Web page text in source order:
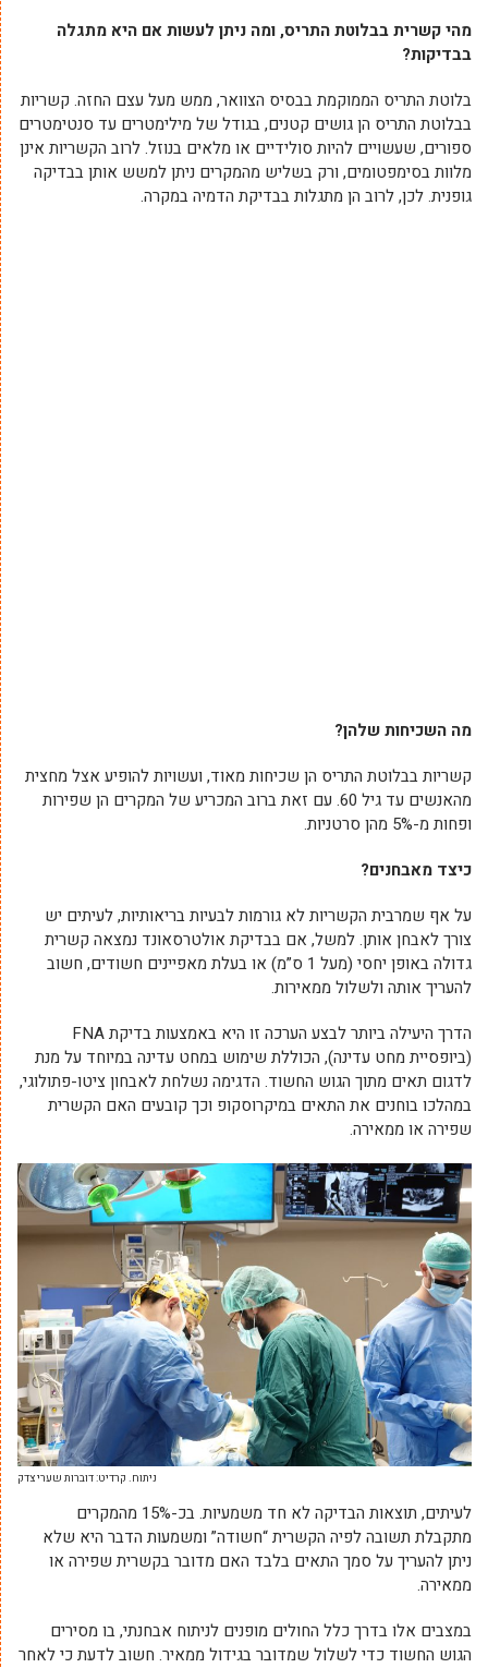
מהי קשרית בבלוטת התריס, ומה ניתן לעשות אם היא מתגלה
בבדיקות?
בלוטת התריס הממוקמת בבסיס הצוואר, ממש מעל עצם החזה. קשריות
בבלוטת התריס הן גושים קטנים, בגודל של מילימטרים עד סנטימטרים
ספורים, שעשויים להיות סולידיים או מלאים בנוזל. לרוב הקשריות אינן
מלוות בסימפטומים, ורק בשליש מהמקרים ניתן למשש אותן בבדיקה
גופנית. לכן, לרוב הן מתגלות בבדיקת הדמיה במקרה.
מה השכיחות שלהן?
קשריות בבלוטת התריס הן שכיחות מאוד, ועשויות להופיע אצל מחצית
מהאנשים עד גיל 60. עם זאת ברוב המכריע של המקרים הן שפירות
ופחות מ-5% מהן סרטניות.
כיצד מאבחנים?
על אף שמרבית הקשריות לא גורמות לבעיות בריאותיות, לעיתים יש
צורך לאבחן אותן. למשל, אם בבדיקת אולטרסאונד נמצאה קשרית
גדולה באופן יחסי (מעל 1 ס”מ) או בעלת מאפיינים חשודים, חשוב
להעריך אותה ולשלול ממאירות.
הדרך היעילה ביותר לבצע הערכה זו היא באמצעות בדיקת FNA
(ביופסיית מחט עדינה), הכוללת שימוש במחט עדינה במיוחד על מנת
לדגום תאים מתוך הגוש החשוד. הדגימה נשלחת לאבחון ציטו-פתולוגי,
במהלכו בוחנים את התאים במיקרוסקופ וכך קובעים האם הקשרית
שפירה או ממאירה.
ניתוח. קרדיט: דוברות שערי צדק
לעיתים, תוצאות הבדיקה לא חד משמעיות. בכ-15% מהמקרים
מתקבלת תשובה לפיה הקשרית “חשודה” ומשמעות הדבר היא שלא
ניתן להעריך על סמך התאים בלבד האם מדובר בקשרית שפירה או
ממאירה.
במצבים אלו בדרך כלל החולים מופנים לניתוח אבחנתי, בו מסירים
הגוש החשוד כדי לשלול שמדובר בגידול ממאיר. חשוב לדעת כי לאחר